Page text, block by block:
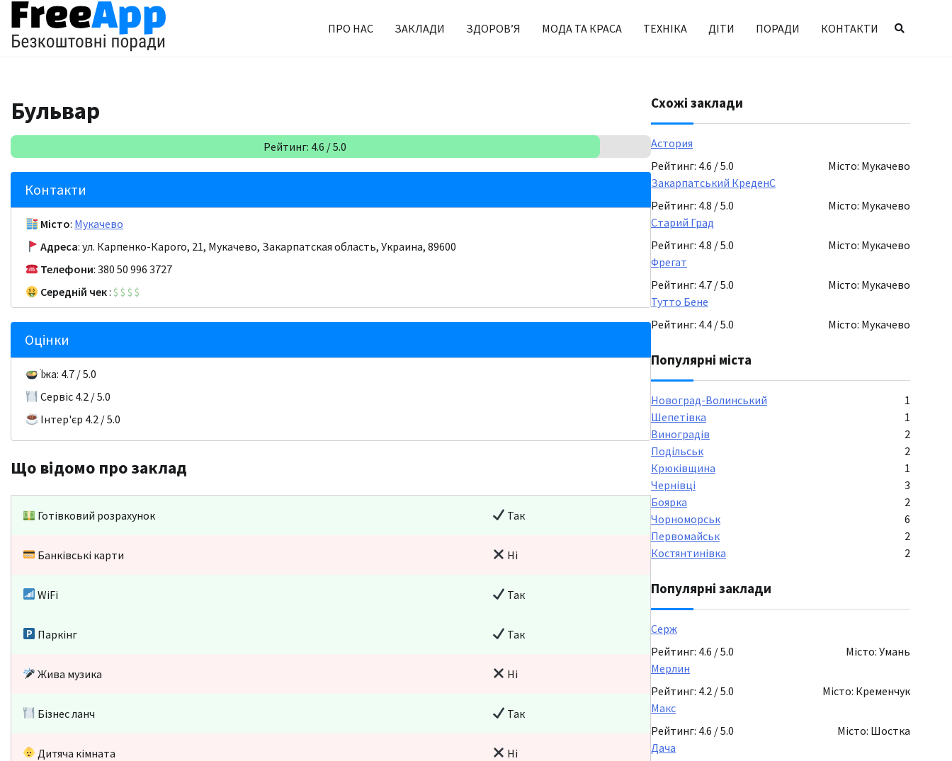
Перейти
до
вмісту
ПРО НАС ЗАКЛАДИ ЗДОРОВ’Я МОДА ТА КРАСА ТЕХНІКА ДІТИ ПОРАДИ КОНТАКТИ
Бульвар
Рейтинг: 4.6 / 5.0
Контакти
Місто: Мукачево
Адреса: ул. Карпенко-Карого, 21, Мукачево, Закарпатская область, Украина, 89600
Телефони: 380 50 996 3727
Середній чек:$ $ $ $
Оцінки
Їжа: 4.7 / 5.0
Сервіс 4.2 / 5.0
Інтер'єр 4.2 / 5.0
Що відомо про заклад
Готівковий розрахунок Так
Банківські карти Ні
WiFi Так
Паркінг Так
Жива музика Ні
Бізнес ланч Так
Дитяча кімната Ні
Схожі заклади
Астория
Рейтинг: 4.6 / 5.0
Місто: Мукачево
Закарпатський КреденС
Рейтинг: 4.8 / 5.0
Місто: Мукачево
Старий Град
Рейтинг: 4.8 / 5.0
Місто: Мукачево
Фрегат
Рейтинг: 4.7 / 5.0
Місто: Мукачево
Тутто Бене
Рейтинг: 4.4 / 5.0
Місто: Мукачево
Популярні міста
Новоград-Волинський
1
Шепетівка
1
Виноградів
2
Подільськ
2
Крюківщина
1
Чернівці
3
Боярка
2
Чорноморськ
6
Первомайськ
2
Костянтинівка
2
Популярні заклади
Серж
Рейтинг: 4.6 / 5.0
Місто: Умань
Мерлин
Рейтинг: 4.2 / 5.0
Місто: Кременчук
Макс
Рейтинг: 4.6 / 5.0
Місто: Шостка
Дача